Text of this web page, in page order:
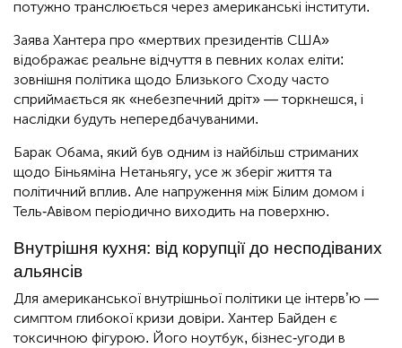
потужно транслюється через американські інститути.
Заява Хантера про «мертвих президентів США»
відображає реальне відчуття в певних колах еліти:
зовнішня політика щодо Близького Сходу часто
сприймається як «небезпечний дріт» — торкнешся, і
наслідки будуть непередбачуваними.
Барак Обама, який був одним із найбільш стриманих
щодо Біньяміна Нетаньягу, усе ж зберіг життя та
політичний вплив. Але напруження між Білим домом і
Тель-Авівом періодично виходить на поверхню.
Внутрішня кухня: від корупції до несподіваних
альянсів
Для американської внутрішньої політики це інтерв’ю —
симптом глибокої кризи довіри. Хантер Байден є
токсичною фігурою. Його ноутбук, бізнес-угоди в